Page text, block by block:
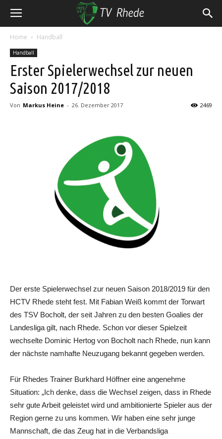
Home Handball
Handball
Erster Spielerwechsel zur neuen
Saison 2017/2018
Von Markus Heine - 26. Dezember 2017 2469
Der erste Spielerwechsel zur neuen Saison 2018/2019 für den
HCTV Rhede steht fest. Mit Fabian Weiß kommt der Torwart
des TSV Bocholt, der seit Jahren zu den besten Goalies der
Landesliga gilt, nach Rhede. Schon vor dieser Spielzeit
wechselte Dominic Hertog von Bocholt nach Rhede, nun kann
der nächste namhafte Neuzugang bekannt gegeben werden.
Für Rhedes Trainer Burkhard Höffner eine angenehme
Situation: „Ich denke, dass die Wechsel zeigen, dass in Rhede
sehr gute Arbeit geleistet wird und ambitionierte Spieler aus der
Region gerne zu uns kommen. Wir haben eine sehr junge
Mannschaft, die das Zeug hat in die Verbandsliga